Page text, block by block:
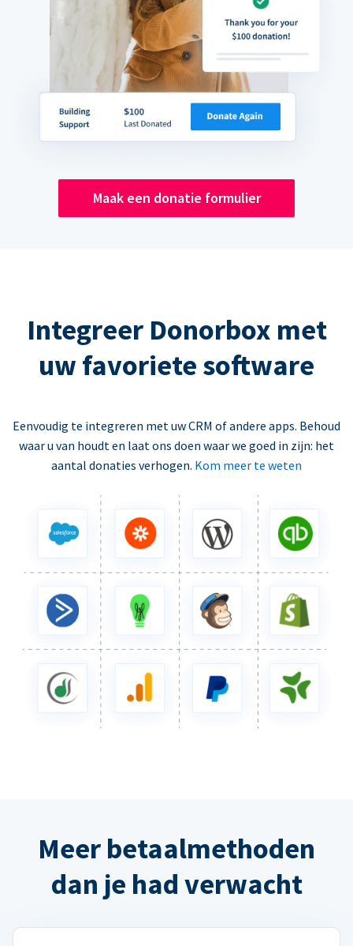
Maak een donatie formulier
Integreer Donorbox met
uw favoriete software
Eenvoudig te integreren met uw CRM of andere apps. Behoud
waar u van houdt en laat ons doen waar we goed in zijn: het
aantal donaties verhogen. Kom meer te weten
Meer betaalmethoden
dan je had verwacht